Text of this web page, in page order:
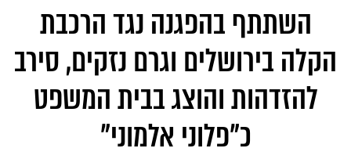
השתתף בהפגנה נגד הרכבת
הקלה בירושלים וגרם נזקים, סירב
להזדהות והוצג בבית המשפט
כ"פלוני אלמוני"